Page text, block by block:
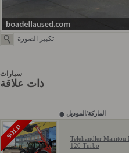
تكبير الصورة
سيارات
ذات علاقة
الماركة/الموديل
SOLD
Telehandler Manitou
120 Turbo